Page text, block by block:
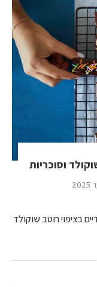
וסוכריות
בציפוי רוטב שוקולד